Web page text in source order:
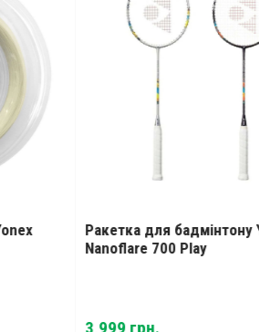
Ракетка для бадмінтону Yonex
Nanoflare 700 Play